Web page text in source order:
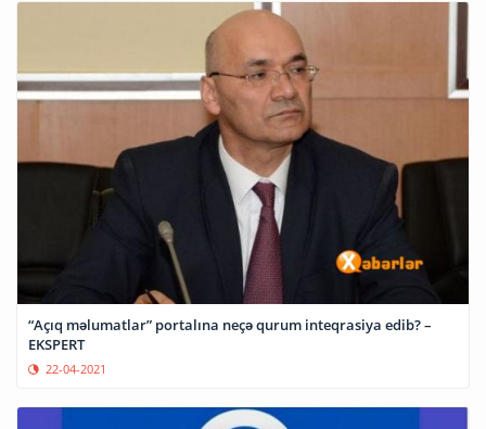
“Açıq məlumatlar” portalına neçə qurum inteqrasiya edib? –
EKSPERT
22-04-2021